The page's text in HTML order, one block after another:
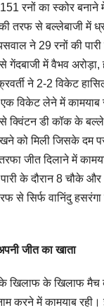
रनों का स्कोर बनाने
तरफ से बल्लेबाजी में
ने 29 रनों की
में वैभव अरोड़ा,
ने 2-2 विकेट
विकेट लेने में
डी कॉक के बल्ले
को मिली जिसके दम
जीत दिलाने में
के दौरान 8 चौके
से सिर्फ वानिंदु
जीत का खाता
के खिलाफ के खिलाफ
करने में कामयाब